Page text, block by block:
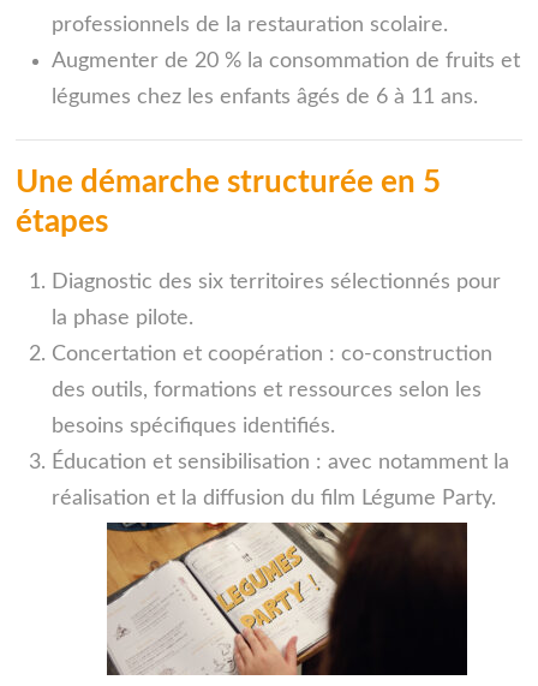
professionnels de la restauration scolaire.
Augmenter de 20 % la consommation de fruits et
légumes chez les enfants âgés de 6 à 11 ans.
Une démarche structurée en 5
étapes
Diagnostic des six territoires sélectionnés pour
la phase pilote.
Concertation et coopération : co-construction
des outils, formations et ressources selon les
besoins spécifiques identifiés.
Éducation et sensibilisation : avec notamment la
réalisation et la diffusion du film Légume Party.